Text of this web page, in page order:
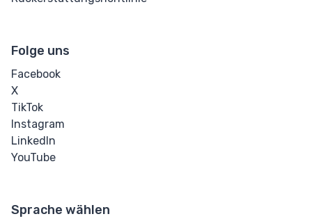
Folge uns
Facebook
X
TikTok
Instagram
LinkedIn
YouTube
Sprache wählen